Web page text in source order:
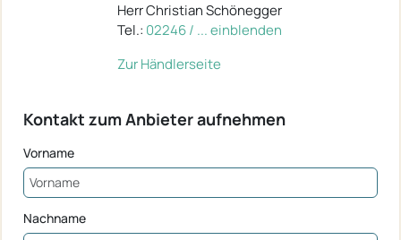
Herr Christian Schönegger
Tel.: 02246 / ... einblenden
Zur Händlerseite
Kontakt zum Anbieter aufnehmen
Vorname
Nachname